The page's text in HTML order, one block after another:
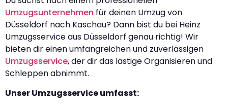
Umzugsunternehmen für deinen Umzug von
Düsseldorf nach Kaschau? Dann bist du bei Heinz
Umzugsservice aus Düsseldorf genau richtig! Wir
bieten dir einen umfangreichen und zuverlässigen
Umzugsservice, der dir das lästige Organisieren und
Schleppen abnimmt.
Unser Umzugsservice umfasst: